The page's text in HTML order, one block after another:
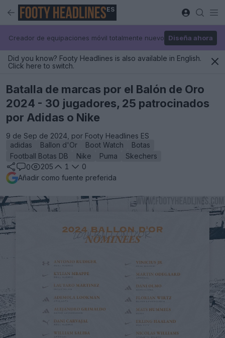
ES
Creador de equipaciones móvil totalmente nuevo Diseña ahora
Did you know? Footy Headlines is also available in English.
Click here to switch.
Batalla de marcas por el Balón de Oro
2024 - 30 jugadores, 25 patrocinados
por Adidas o Nike
9 de Sep de 2024, por Footy Headlines ES
adidas
Ballon d'Or Boot Watch
Botas
Football Botas DB
Nike Puma
Skechers
0
205 1
0
Añadir como fuente preferida